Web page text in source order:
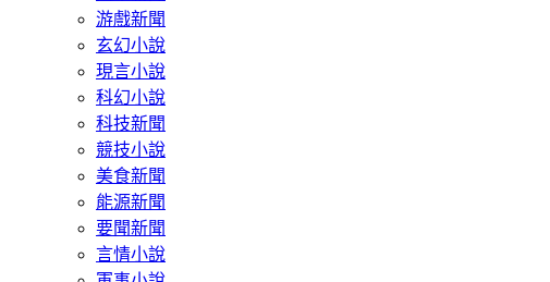
游戲新聞
玄幻小說
現言小說
科幻小說
科技新聞
競技小說
美食新聞
能源新聞
要聞新聞
言情小說